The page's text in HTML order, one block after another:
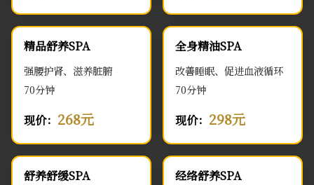
精品舒养SPA
强腰护肾、滋养脏腑
70分钟
现价： 268元
全身精油SPA
改善睡眠、促进血液循环
70分钟
现价： 298元
舒养舒缓SPA 经络舒养SPA